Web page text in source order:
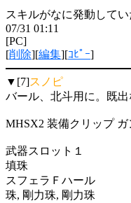
スキルがなに発動して
07/31 01:11
[PC]
[削除][編集][ｺﾋﾟｰ]
▼[7]スノピ
バール、北斗用に。既出
MHSX2 装備クリップ
武器スロ
填珠
スフェラＦハー
珠, 剛力珠, 剛力珠